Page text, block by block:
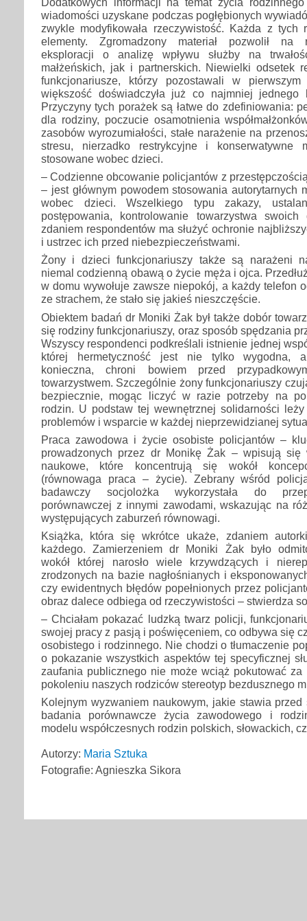
wiadomości uzyskane podczas pogłębionych
zwykle modyfikowała rzeczywistość. Każda z tych
elementy. Zgromadzony materiał pozwolił na
eksploracji o analizę wpływu służby na
małżeńskich, jak i partnerskich. Niewielki odsetek
funkcjonariusze, którzy pozostawali w pierwszym
większość doświadczyła już co najmniej jednego
Przyczyny tych porażek są łatwe do zdefiniowania:
dla rodziny, poczucie osamotnienia
zasobów wyrozumiałości, stałe narażenie na
stresu, nierzadko restrykcyjne i konserwatywne
stosowane wobec dzieci.
– Codzienne obcowanie policjantów z
– jest głównym powodem stosowania autorytarnych
wobec dzieci. Wszelkiego typu zakazy,
postępowania, kontrolowanie towarzystwa
zdaniem respondentów ma służyć ochronie
i ustrzec ich przed niebezpieczeństwami.
Żony i dzieci funkcjonariuszy także są narażeni
niemal codzienną obawą o życie męża i ojca.
w domu wywołuje zawsze niepokój, a każdy telefon
ze strachem, że stało się jakieś nieszczęście.
Obiektem badań dr Moniki Żak był także dobór
się rodziny funkcjonariuszy, oraz sposób spędzania
Wszyscy respondenci podkreślali istnienie jednej
której hermetyczność jest nie tylko wygodna,
konieczna, chroni bowiem przed
towarzystwem. Szczególnie żony funkcjonariuszy
bezpiecznie, mogąc liczyć w razie potrzeby na
rodzin. U podstaw tej wewnętrznej solidarności
problemów i wsparcie w każdej nieprzewidzianej
Praca zawodowa i życie osobiste policjantów –
prowadzonych przez dr Monikę Żak – wpisują się
naukowe, które koncentrują się wokół
(równowaga praca – życie). Zebrany wśród
badawczy socjolożka wykorzystała do
porównawczej z innymi zawodami, wskazując na
występujących zaburzeń równowagi.
Książka, która się wkrótce ukaże, zdaniem
każdego. Zamierzeniem dr Moniki Żak było
wokół której narosło wiele krzywdzących i
zrodzonych na bazie nagłośnianych i
czy ewidentnych błędów popełnionych przez
obraz dalece odbiega od rzeczywistości – stwierdza
– Chciałam pokazać ludzką twarz policji,
swojej pracy z pasją i poświęceniem, co odbywa się
osobistego i rodzinnego. Nie chodzi o tłumaczenie
o pokazanie wszystkich aspektów tej specyficznej
zaufania publicznego nie może wciąż pokutować
pokoleniu naszych rodziców stereotyp bezdusznego
Kolejnym wyzwaniem naukowym, jakie stawia
badania porównawcze życia zawodowego i
modelu współczesnych rodzin polskich, słowackich,
Autorzy: Maria Sztuka
Fotografie: Agnieszka Sikora